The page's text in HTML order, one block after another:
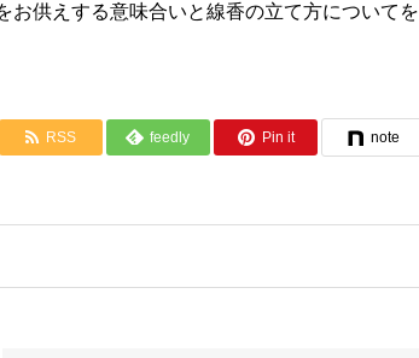
供えする意味合いと線香の立て方についてを
RSS feedly Pin it note